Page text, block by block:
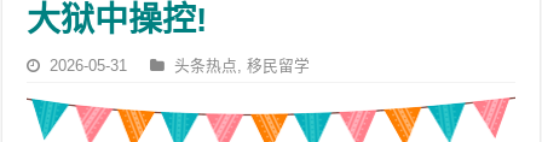
大狱中操控!
2026-05-31 头条热点,移民留学